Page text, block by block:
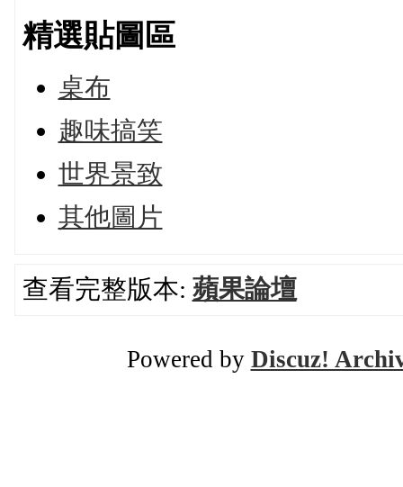
精選貼圖區
桌布
趣味搞笑
世界景致
其他圖片
查看完整版本: 蘋果論壇
Powered by Discuz!